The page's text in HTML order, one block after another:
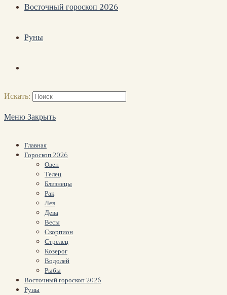
Восточный гороскоп 2026
Руны
Искать:
МенюЗакрыть
Главная
Гороскоп 2026
Овен
Телец
Близнецы
Рак
Лев
Дева
Весы
Скорпион
Стрелец
Козерог
Водолей
Рыбы
Восточный гороскоп 2026
Руны